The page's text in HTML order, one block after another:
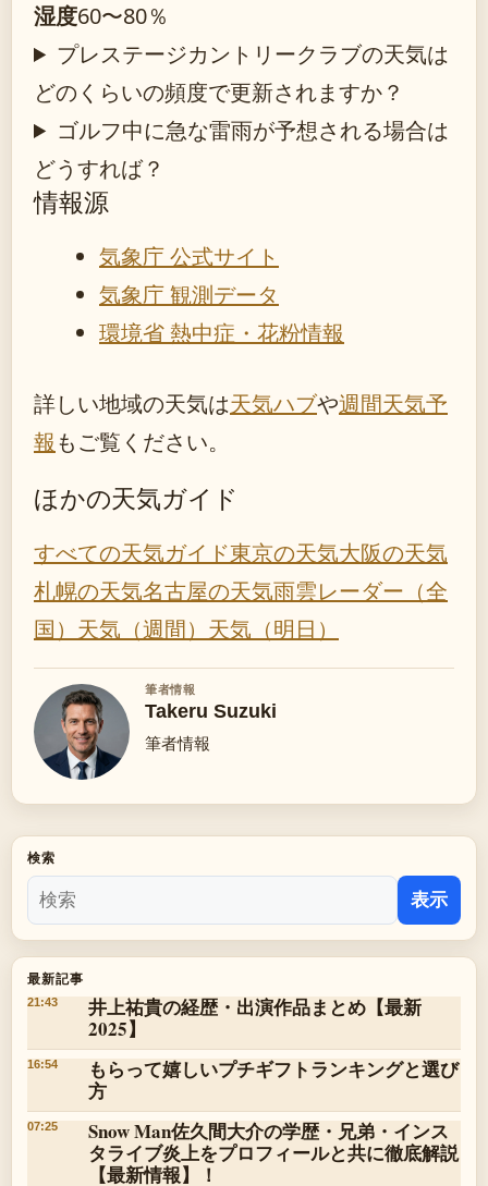
湿度60〜80％
プレステージカントリークラブの天気は
どのくらいの頻度で更新されますか？
ゴルフ中に急な雷雨が予想される場合は
どうすれば？
情報源
気象庁 公式サイト
気象庁 観測データ
環境省 熱中症・花粉情報
詳しい地域の天気は天気ハブや週間天気予
報もご覧ください。
ほかの天気ガイド
すべての天気ガイド東京の天気大阪の天気
札幌の天気名古屋の天気雨雲レーダー（全
国） 天気（週間） 天気（明日）
筆者情報
Takeru Suzuki
筆者情報
検索
表示
最新記事
21:43
井上祐貴の経歴・出演作品まとめ【最新
2025】
16:54
もらって嬉しいプチギフトランキングと選び
方
07:25
Snow Man佐久間大介の学歴・兄弟・インス
タライブ炎上をプロフィールと共に徹底解説
【最新情報】！